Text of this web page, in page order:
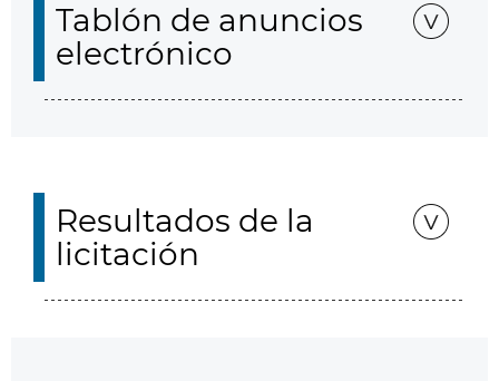
Tablón de anuncios
electrónico
Resultados de la
licitación